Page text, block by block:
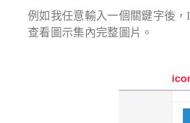
例如我任意輸入一個關鍵字後
查看圖示集內完整圖片。